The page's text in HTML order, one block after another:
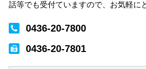
話等でも受付ていますので、お気軽に
0436-20-7800
0436-20-7801